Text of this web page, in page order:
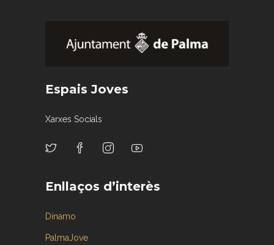
Espais Joves
Xarxes Socials
Enllaços d’interès
Dinamo
PalmaJove